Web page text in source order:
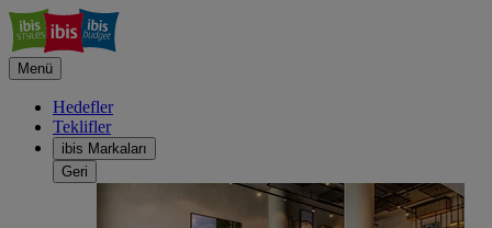
Menü
Hedefler
Teklifler
ibis Markaları
Geri